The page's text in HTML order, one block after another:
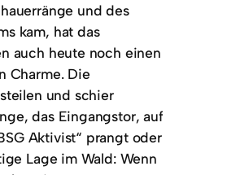
und des
kam, hat das
auch heute noch einen
Charme. Die
und schier
das Eingangstor, auf
Aktivist“ prangt oder
Lage im Wald: Wenn